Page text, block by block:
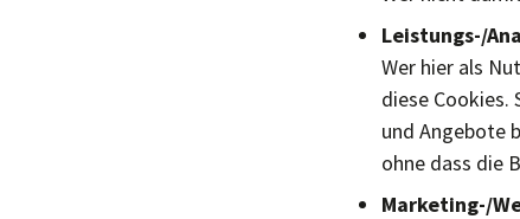
Leistungs-/
Wer hier als
diese Cookies.
und Angebote
ohne dass die
Marketing-/